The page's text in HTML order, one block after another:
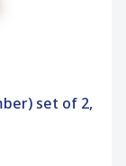
set of 2,